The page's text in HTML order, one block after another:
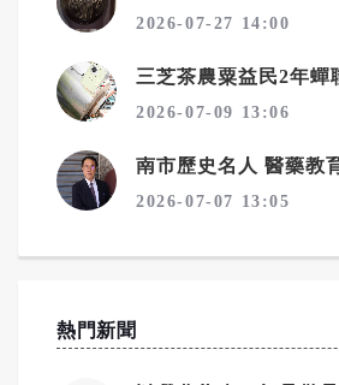
2026-07-27 14:00
三芝茶農粟益民2年蟬
2026-07-09 13:06
2026-07-07 13:05
熱門新聞